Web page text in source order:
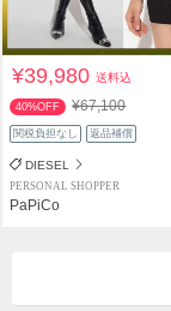
¥39,980送料込
40%OFF ¥67,100
関税負担なし 返品補償
DIESEL
PERSONAL SHOPPER
PaPiCo